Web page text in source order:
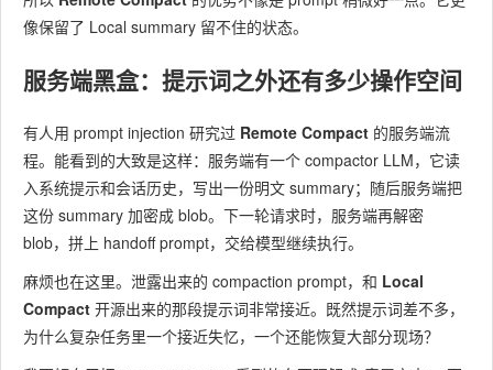
像保留了 Local summary 留不住的状态。
服务端黑盒：提示词之外还有多少操作空间
有人用 prompt injection 研究过 Remote Compact 的服务端流
程。能看到的大致是这样：服务端有一个 compactor LLM，它读
入系统提示和会话历史，写出一份明文 summary；随后服务端把
这份 summary 加密成 blob。下一轮请求时，服务端再解密
blob，拼上 handoff prompt，交给模型继续执行。
麻烦也在这里。泄露出来的 compaction prompt，和 Local
Compact 开源出来的那段提示词非常接近。既然提示词差不多，
为什么复杂任务里一个接近失忆，一个还能恢复大部分现场？